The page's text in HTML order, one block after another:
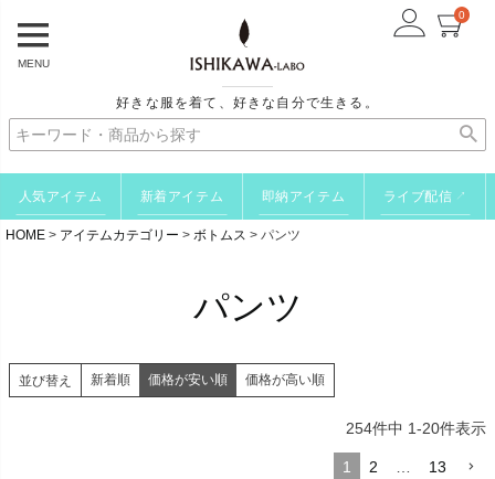
MENU
好きな服を着て、好きな自分で生きる。
0
人気アイテム 新着アイテム 即納アイテム ライブ配信 ↗
HOME アイテムカテゴリー ボトムス パンツ
パンツ
並び替え 新着順 価格が安い順 価格が高い順
254件中 1-20件表示
1 2 13